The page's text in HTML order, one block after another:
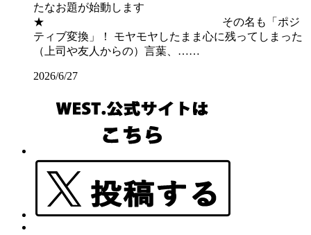
たなお題が始動します
★ その名も「ポジ
ティブ変換」！ モヤモヤしたまま心に残ってしまった
（上司や友人からの）言葉、……
2026/6/27